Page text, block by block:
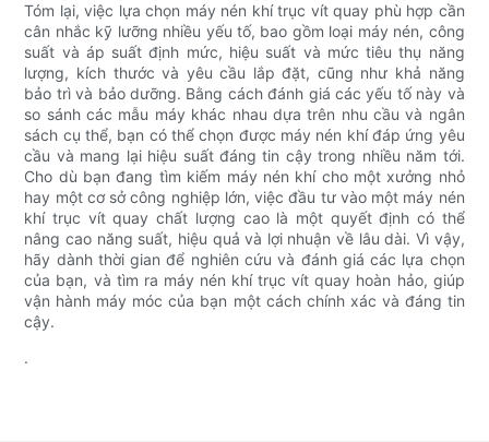
Tóm lại, việc lựa chọn máy nén khí trục vít quay phù hợp cần
cân nhắc kỹ lưỡng nhiều yếu tố, bao gồm loại máy nén, công
suất và áp suất định mức, hiệu suất và mức tiêu thụ năng
lượng, kích thước và yêu cầu lắp đặt, cũng như khả năng
bảo trì và bảo dưỡng. Bằng cách đánh giá các yếu tố này và
so sánh các mẫu máy khác nhau dựa trên nhu cầu và ngân
sách cụ thể, bạn có thể chọn được máy nén khí đáp ứng yêu
cầu và mang lại hiệu suất đáng tin cậy trong nhiều năm tới.
Cho dù bạn đang tìm kiếm máy nén khí cho một xưởng nhỏ
hay một cơ sở công nghiệp lớn, việc đầu tư vào một máy nén
khí trục vít quay chất lượng cao là một quyết định có thể
nâng cao năng suất, hiệu quả và lợi nhuận về lâu dài. Vì vậy,
hãy dành thời gian để nghiên cứu và đánh giá các lựa chọn
của bạn, và tìm ra máy nén khí trục vít quay hoàn hảo, giúp
vận hành máy móc của bạn một cách chính xác và đáng tin
cậy.
.